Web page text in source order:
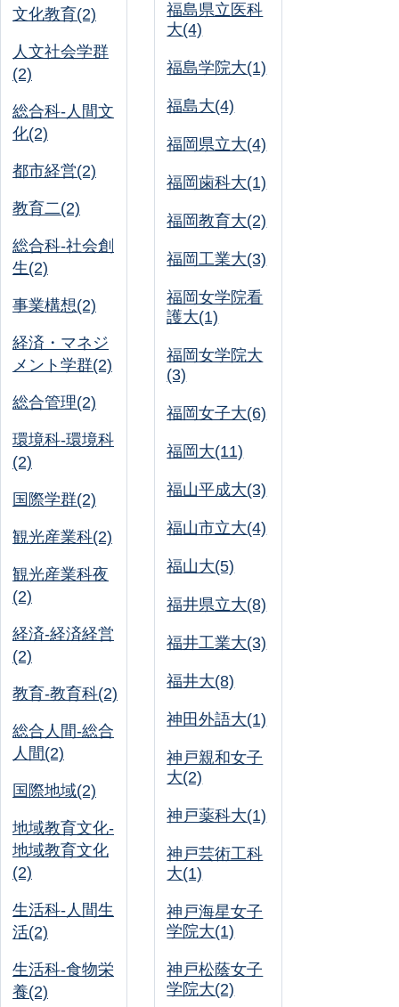
文化教育(2)
人文社会学群
(2)
総合科-人間文
化(2)
都市経営(2)
教育二(2)
総合科-社会創
生(2)
事業構想(2)
経済・マネジ
メント学群(2)
総合管理(2)
環境科-環境科
(2)
国際学群(2)
観光産業科(2)
観光産業科夜
(2)
経済-経済経営
(2)
教育-教育科(2)
総合人間-総合
人間(2)
国際地域(2)
地域教育文化-
地域教育文化
(2)
生活科-人間生
活(2)
生活科-食物栄
養(2)
福島県立医科
大(4)
福島学院大(1)
福島大(4)
福岡県立大(4)
福岡歯科大(1)
福岡教育大(2)
福岡工業大(3)
福岡女学院看
護大(1)
福岡女学院大
(3)
福岡女子大(6)
福岡大(11)
福山平成大(3)
福山市立大(4)
福山大(5)
福井県立大(8)
福井工業大(3)
福井大(8)
神田外語大(1)
神戸親和女子
大(2)
神戸薬科大(1)
神戸芸術工科
大(1)
神戸海星女子
学院大(1)
神戸松蔭女子
学院大(2)